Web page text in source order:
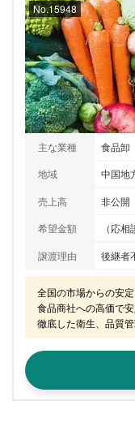
No.15948
主な業種
食品卸
地域
中国地
売上高
非公開
希望金額
（応相
譲渡理由
後継者
全国の市場からの安
食品商社への高価で
徹底した衛生、品質